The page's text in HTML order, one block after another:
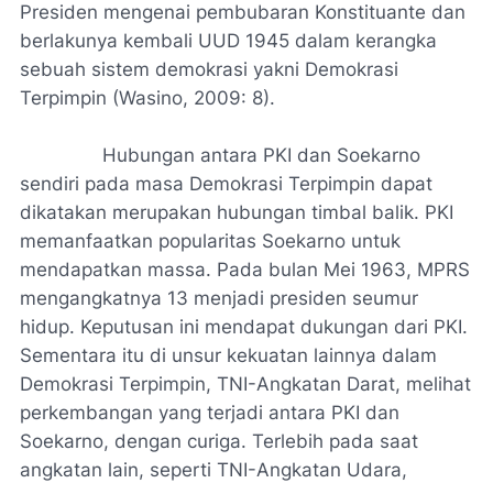
Presiden mengenai pembubaran Konstituante dan
berlakunya kembali UUD 1945 dalam kerangka
sebuah sistem demokrasi yakni Demokrasi
Terpimpin (Wasino, 2009: 8).
Hubungan antara PKI dan Soekarno
sendiri pada masa Demokrasi Terpimpin dapat
dikatakan merupakan hubungan timbal balik. PKI
memanfaatkan popularitas Soekarno untuk
mendapatkan massa. Pada bulan Mei 1963, MPRS
mengangkatnya 13 menjadi presiden seumur
hidup. Keputusan ini mendapat dukungan dari PKI.
Sementara itu di unsur kekuatan lainnya dalam
Demokrasi Terpimpin, TNI-Angkatan Darat, melihat
perkembangan yang terjadi antara PKI dan
Soekarno, dengan curiga. Terlebih pada saat
angkatan lain, seperti TNI-Angkatan Udara,